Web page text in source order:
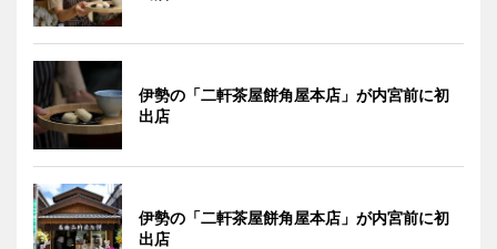
伊勢の「二軒茶屋餅角屋本店」が内宮前に初
出店
伊勢の「二軒茶屋餅角屋本店」が内宮前に初
出店